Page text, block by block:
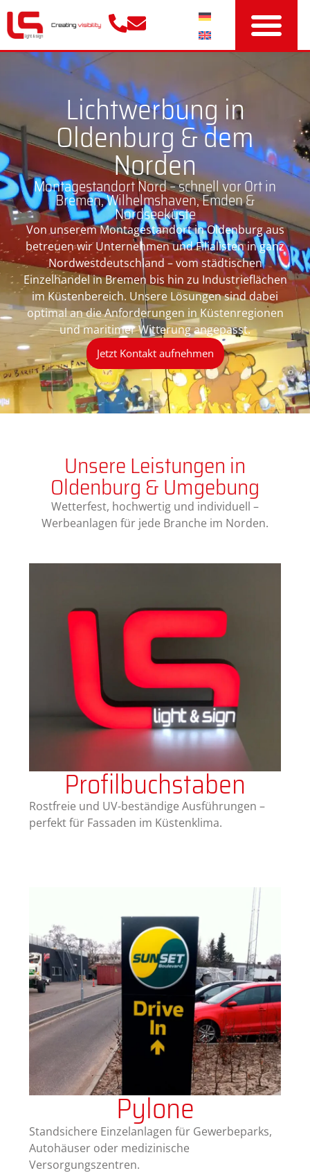
Lichtwerbung in
Oldenburg & dem
Norden
Montagestandort Nord – schnell vor Ort in
Bremen, Wilhelmshaven, Emden &
Nordseeküste
Von unserem Montagestandort in Oldenburg aus
betreuen wir Unternehmen und Filialisten in ganz
Nordwestdeutschland – vom städtischen
Einzelhandel in Bremen bis hin zu Industrieflächen
im Küstenbereich. Unsere Lösungen sind dabei
optimal an die Anforderungen in Küstenregionen
und maritimer Witterung angepasst.
Jetzt Kontakt aufnehmen
Unsere Leistungen in
Oldenburg & Umgebung
Wetterfest, hochwertig und individuell –
Werbeanlagen für jede Branche im Norden.
Profilbuchstaben
Rostfreie und UV-beständige Ausführungen –
perfekt für Fassaden im Küstenklima.
Pylone
Standsichere Einzelanlagen für Gewerbeparks,
Autohäuser oder medizinische
Versorgungszentren.